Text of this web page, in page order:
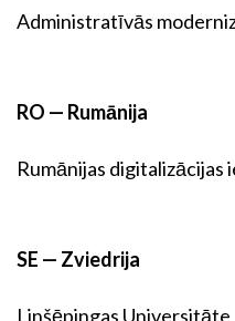
Administratīvās
RO — Rumānija
Rumānijas digitalizācijas
SE — Zviedrija
Linšēpingas Universitāte